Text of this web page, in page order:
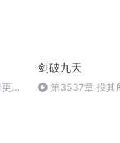
新
剑破九天
第3537章 投其